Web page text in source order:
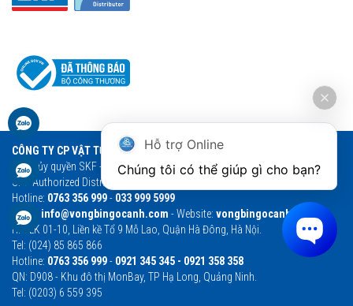
CÔNG TY CP VẬT TƯ THƯƠNG MẠI NGỌC ANH
Đại lý ủy quyền SKF - Vòng bi Ngọc Anh - Vòng bi SKF chính hãng
SKF Authorized Distributor
Hotline: 0763 356 999- 033 999 5999
Email: info@vongbingocanh.com - Website: vongbingocanh.com
HN: LK 01-10, Liền kề Tổ 9 Mỗ Lao, Quận Hà Đông, Hà Nội.
Tel: (024) 85 865 866
Hotline: 0763 356 999- 0921 345 345 - 0921 358 358
QN: D908 - Khu đô thị MonBay, TP Hạ Long, Quảng Ninh.
Tel: (0203) 6 559 395
Hỗ trợ Online
Chúng tôi có thể giúp gì cho bạn?